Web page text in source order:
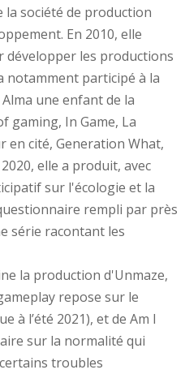
société de production
En 2010, elle
les productions
notamment participé à la
une enfant de la
gaming, In Game, La
en cité, Generation What,
elle a produit, avec
sur l'écologie et la
rempli par près
série racontant les
la production d'Unmaze,
repose sur le
à l’été 2021), et de Am I
sur la normalité qui
troubles